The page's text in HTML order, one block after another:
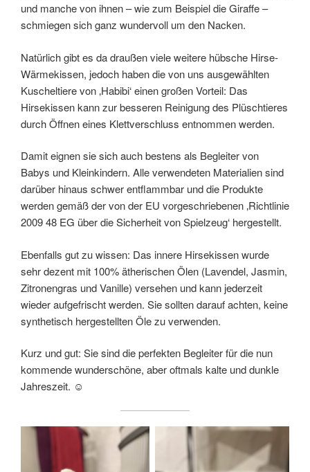
und manche von ihnen – wie zum Beispiel die Giraffe –
schmiegen sich ganz wundervoll um den Nacken.
Natürlich gibt es da draußen viele weitere hübsche Hirse-
Wärmekissen, jedoch haben die von uns ausgewählten
Kuscheltiere von ‚Habibi‘ einen großen Vorteil: Das
Hirsekissen kann zur besseren Reinigung des Plüschtieres
durch Öffnen eines Klettverschluss entnommen werden.
Damit eignen sie sich auch bestens als Begleiter von
Babys und Kleinkindern. Alle verwendeten Materialien sind
darüber hinaus schwer entflammbar und die Produkte
werden gemäß der von der EU vorgeschriebenen ‚Richtlinie
2009 48 EG über die Sicherheit von Spielzeug‘ hergestellt.
Ebenfalls gut zu wissen: Das innere Hirsekissen wurde
sehr dezent mit 100% ätherischen Ölen (Lavendel, Jasmin,
Zitronengras und Vanille) versehen und kann jederzeit
wieder aufgefrischt werden. Sie sollten darauf achten, keine
synthetisch hergestellten Öle zu verwenden.
Kurz und gut: Sie sind die perfekten Begleiter für die nun
kommende wunderschöne, aber oftmals kalte und dunkle
Jahreszeit. ☺️